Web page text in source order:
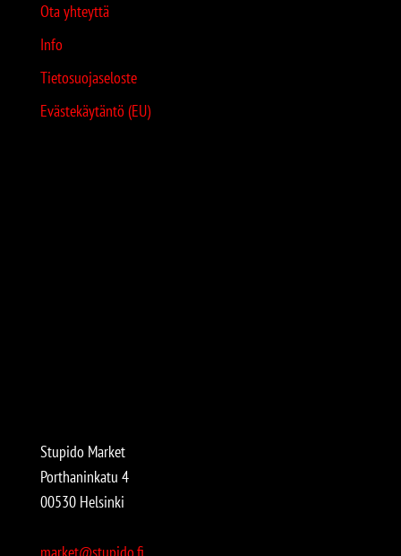
Ota yhteyttä
Info
Tietosuojaseloste
Evästekäytäntö (EU)
Stupido Market
Porthaninkatu 4
00530 Helsinki